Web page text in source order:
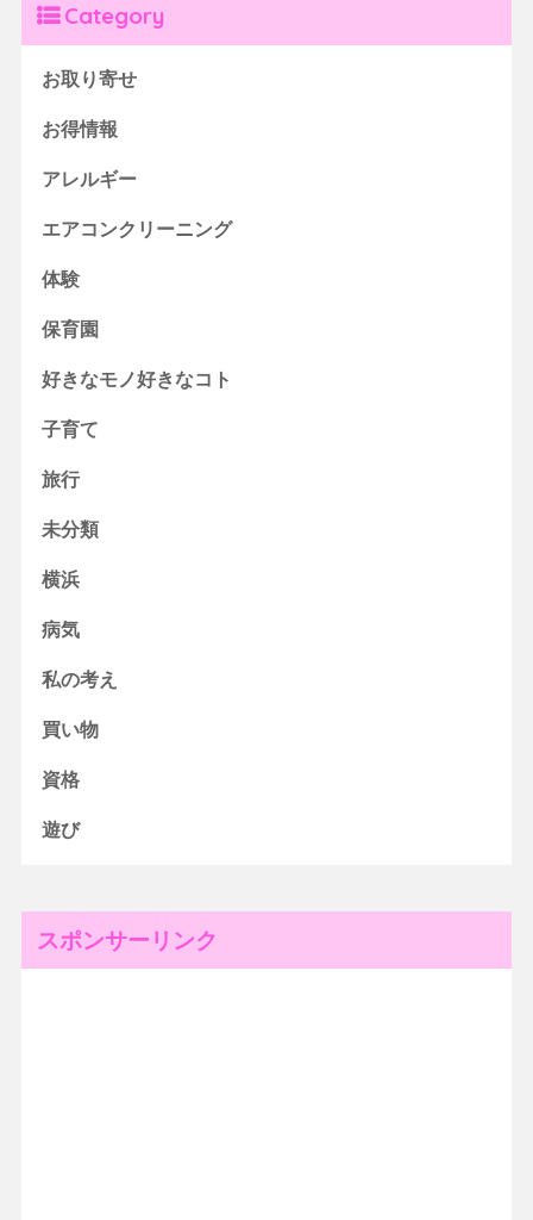
Category
お取り寄せ
お得情報
アレルギー
エアコンクリーニング
体験
保育園
好きなモノ好きなコト
子育て
旅行
未分類
横浜
病気
私の考え
買い物
資格
遊び
スポンサーリンク